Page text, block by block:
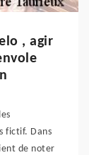
, agir
fictif. Dans
de noter